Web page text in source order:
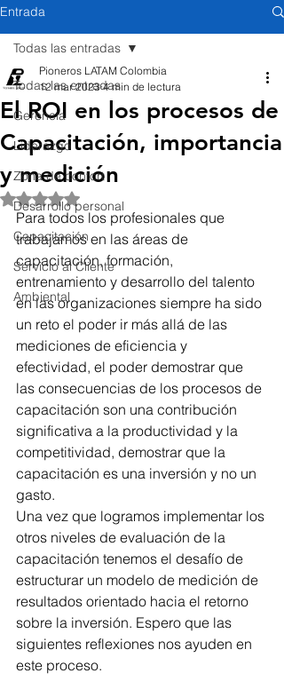
Entrada
Todas las entradas
Gerencia
Liderazgo
Zona de confort
Desarrollo personal
Capacitación
Servicio al Cliente
Ambiental
Todas las entradas
El ROI en los procesos de
Capacitación, importancia
y medición
Pioneros LATAM Colombia
12 mar 2023 4 min de lectura
Obtuvo NaN de 5 estrellas.
Para todos los profesionales que
trabajamos en las áreas de
capacitación, formación,
entrenamiento y desarrollo del talento
en las organizaciones siempre ha sido
un reto el poder ir más allá de las
mediciones de eficiencia y
efectividad, el poder demostrar que
las consecuencias de los procesos de
capacitación son una contribución
significativa a la productividad y la
competitividad, demostrar que la
capacitación es una inversión y no un
gasto.
Una vez que logramos implementar los
otros niveles de evaluación de la
capacitación tenemos el desafío de
estructurar un modelo de medición de
resultados orientado hacia el retorno
sobre la inversión. Espero que las
siguientes reflexiones nos ayuden en
este proceso.